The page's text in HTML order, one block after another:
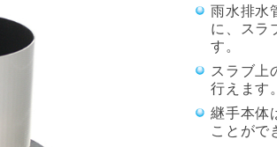
雨水排水
に、スラ
す。
スラブ上
行えます。
継手本体
ことがで